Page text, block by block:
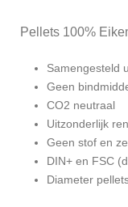
Pellets 100%
Samengesteld
Geen
CO2 neutraal
Uitzonderlijk
Geen stof en
DIN+ en FSC
Diameter